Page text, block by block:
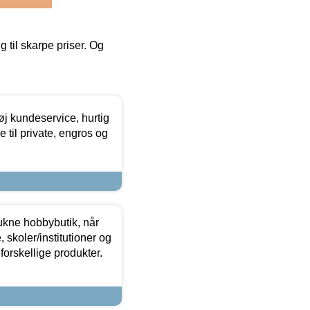
til skarpe priser. Og
kundeservice, hurtig
til private, engros og
hobbybutik, når
skoler/institutioner og
produkter.